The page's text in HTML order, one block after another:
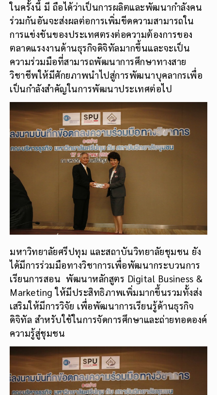
ในครั้งนี้ มี ถือได้ว่าเป็นการผลิตและพัฒนากำลังคน
ร่วมกันอันจะส่งผลต่อการเพิ่มขีดความสามารถใน
การแข่งขันของประเทศตรงต่อความต้องการของ
ตลาดแรงงานด้านธุรกิจดิจิทัลมากขึ้นและจะเป็น
ความร่วมมือที่สามารถพัฒนาการศึกษาทางสาย
วิชาชีพให้มีศักยภาพนำไปสู่การพัฒนาบุคลากรเพื่อ
เป็นกำลังสำคัญในการพัฒนาประเทศต่อไป
มหาวิทยาลัยศรีปทุม และสถาบันวิทยาลัยชุมชน ยัง
ได้มีการร่วมมือทางวิชาการเพื่อพัฒนากระบวนการ
เรียนการสอน พัฒนาหลักสูตร Digital Business &
Marketing ให้มีประสิทธิภาพเพิ่มมากขึ้นรวมทั้งส่ง
เสริมให้มีการวิจัย เพื่อพัฒนาการเรียนรู้ด้านธุรกิจ
ดิจิทัล สำหรับใช้ในการจัดการศึกษาและถ่ายทอดองค์
ความรู้สู่ชุมชน